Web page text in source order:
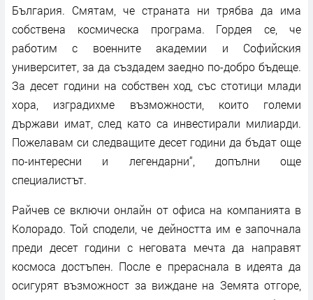
България. Смятам, че страната ни трябва да има
собствена космическа програма. Гордея се, че
работим с военните академии и Софийския
университет, за да създадем заедно по-добро бъдеще.
За десет години на собствен ход, със стотици млади
хора, изградихме възможности, които големи
държави имат, след като са инвестирали милиарди.
Пожелавам си следващите десет години да бъдат още
по-интересни и легендарни“, допълни още
специалистът.
Райчев се включи онлайн от офиса на компанията в
Колорадо. Той сподели, че дейността им е започнала
преди десет години с неговата мечта да направят
космоса достъпен. После е прераснала в идеята да
осигурят възможност за виждане на Земята отгоре,